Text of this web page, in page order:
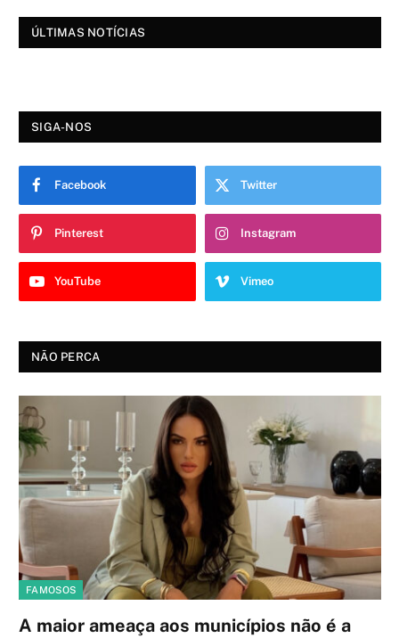
ÚLTIMAS NOTÍCIAS
SIGA-NOS
Facebook Twitter
Pinterest Instagram
YouTube Vimeo
NÃO PERCA
FAMOSOS
A maior ameaça aos municípios não é a